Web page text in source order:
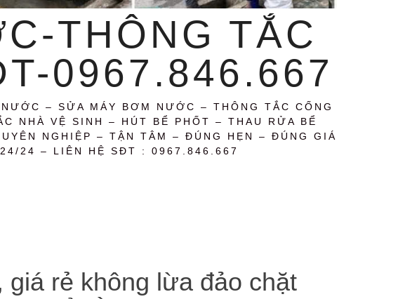
THÔNG TẮC
0967.846.667
– SỬA MÁY BƠM NƯỚC – THÔNG TẮC CỐNG
NHÀ VỆ SINH – HÚT BỂ PHỐT – THAU RỬA BỂ
NGHIỆP – TẬN TÂM – ĐÚNG HẸN – ĐÚNG GIÁ
24 – LIÊN HỆ SĐT : 0967.846.667
rẻ không lừa đảo chặt